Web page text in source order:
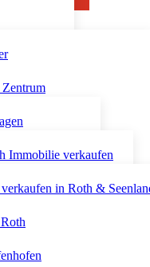
Johannis
& Südost
& Süd
& Dambach
Stadtpark
in Zirndorf
Immobilie verkaufen
Wolkersdorf
Penzendorf
Eichwasen
in Roth &